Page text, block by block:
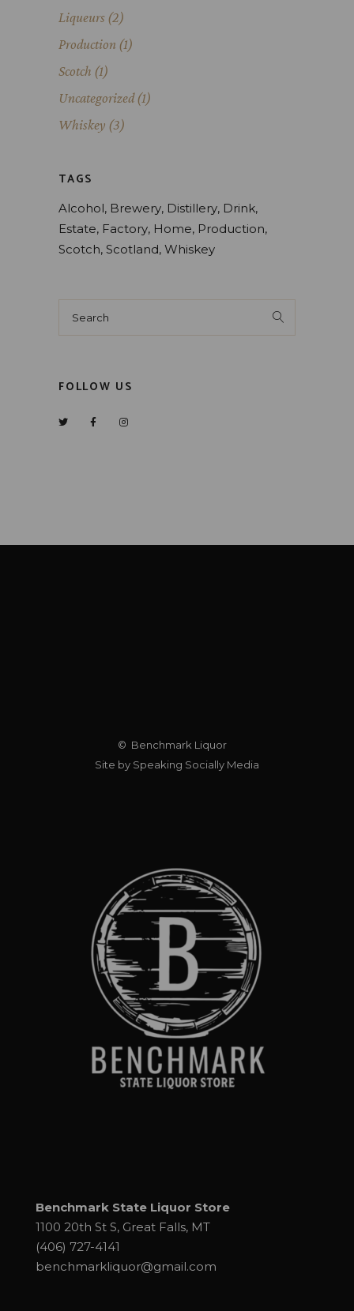
Liqueurs (2)
Production (1)
Scotch (1)
Uncategorized(1)
Whiskey (3)
TAGS
Alcohol Brewery Distillery Drink
Estate Factory Home Production
Scotch Scotland Whiskey
FOLLOW US
© Benchmark Liquor
Site by Speaking Socially Media
Benchmark State Liquor Store
1100 20th St S, Great Falls, MT
(406) 727-4141
benchmarkliquor@gmail.com